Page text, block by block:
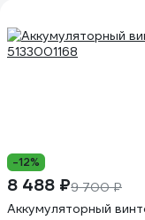
-12%
8 488 ₽9 700 ₽
Аккумуляторный